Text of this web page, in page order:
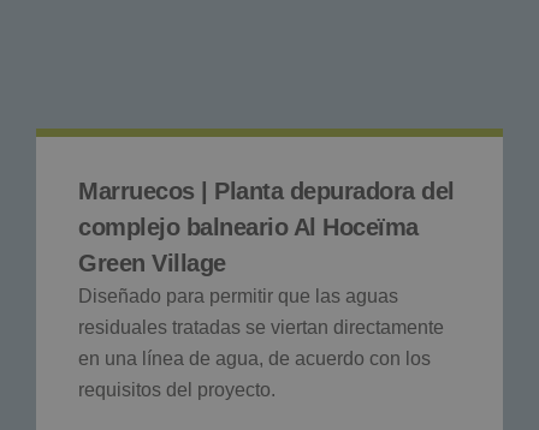
Marruecos | Planta depuradora del
complejo balneario Al Hoceïma
Green Village
Diseñado para permitir que las aguas
residuales tratadas se viertan directamente
en una línea de agua, de acuerdo con los
requisitos del proyecto.